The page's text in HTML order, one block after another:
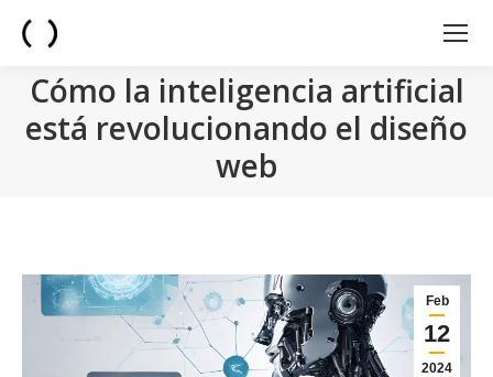
Cómo la inteligencia artificial
está revolucionando el diseño
web
Feb
12
2024